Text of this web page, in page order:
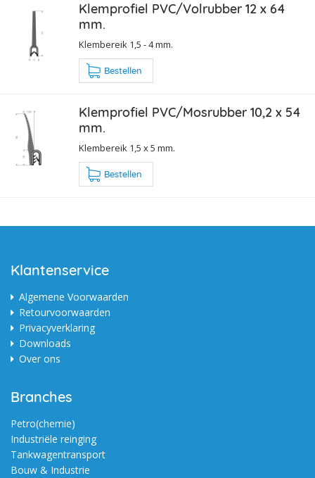
Klemprofiel PVC/Volrubber 12 x 64
mm.
Klembereik 1,5 - 4 mm.
Bestellen
Klemprofiel PVC/Mosrubber 10,2 x 54
mm.
Klembereik 1,5 x 5 mm.
Bestellen
Klantenservice
Algemene Voorwaarden
Retourvoorwaarden
Privacyverklaring
Downloads
Over ons
Branches
Petro(chemie)
Industriële reinging
Tankwagentransport
Bouw & Industrie